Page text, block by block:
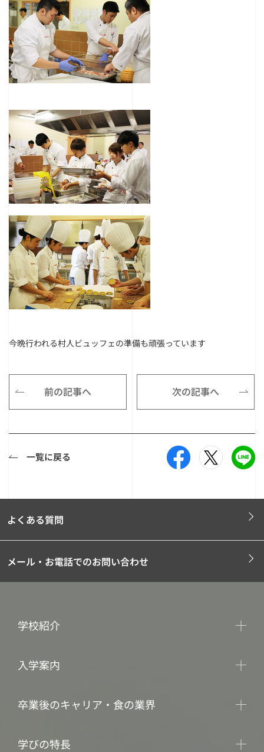
今晩行われる村人ビュッフェの準備も頑張っています
前の記事へ 次の記事へ
一覧に戻る
よくある質問
メール・お電話でのお問い合わせ
学校紹介
入学案内
卒業後のキャリア・食の業界
学びの特長